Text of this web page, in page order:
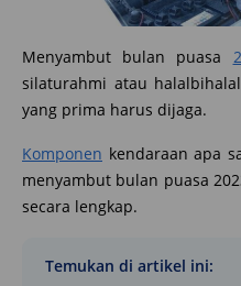
Menyambut bulan puasa
silaturahmi atau
yang prima harus dijaga.
Komponen kendaraan apa
menyambut bulan puasa
secara lengkap.
Temukan di artikel ini: